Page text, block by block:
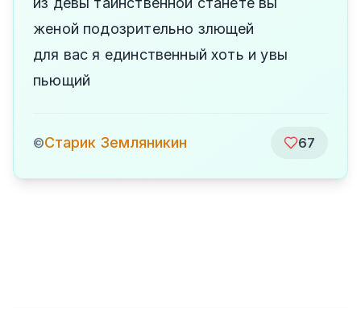
женой подозрительно злющей
для вас я единственный хоть и увы
пьющий
©Старик Земляникин 67